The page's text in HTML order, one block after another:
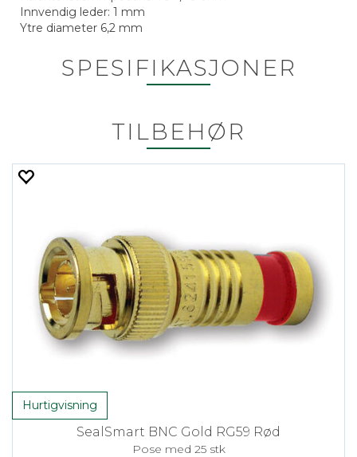
Innvendig leder: 1 mm
Ytre diameter 6,2 mm
SPESIFIKASJONER
TILBEHØR
Hurtigvisning
SealSmart BNC Gold RG59 Rød
Pose med 25 stk